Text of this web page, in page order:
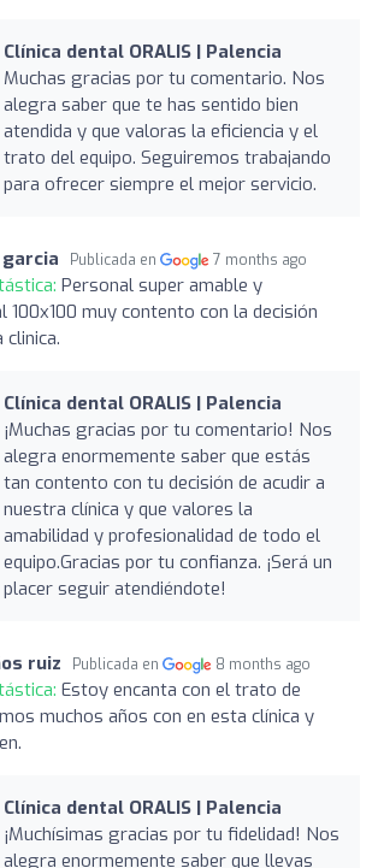
Clínica dental ORALIS | Palencia
Muchas gracias por tu comentario. Nos
alegra saber que te has sentido bien
atendida y que valoras la eficiencia y el
trato del equipo. Seguiremos trabajando
para ofrecer siempre el mejor servicio.
Publicada en 7 months ago
Personal super amable y
100x100 muy contento con la decisión
clinica.
Clínica dental ORALIS | Palencia
¡Muchas gracias por tu comentario! Nos
alegra enormemente saber que estás
tan contento con tu decisión de acudir a
nuestra clínica y que valores la
amabilidad y profesionalidad de todo el
equipo.Gracias por tu confianza. ¡Será un
placer seguir atendiéndote!
ruiz Publicada en 8 months ago
Estoy encanta con el trato de
muchos años con en esta clínica y
Clínica dental ORALIS | Palencia
¡Muchísimas gracias por tu fidelidad! Nos
alegra enormemente saber que llevas